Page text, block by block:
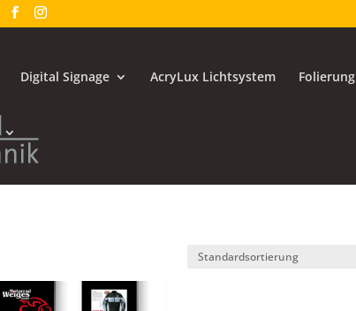
Digital Signage AcryLux Lichtsystem Folierung